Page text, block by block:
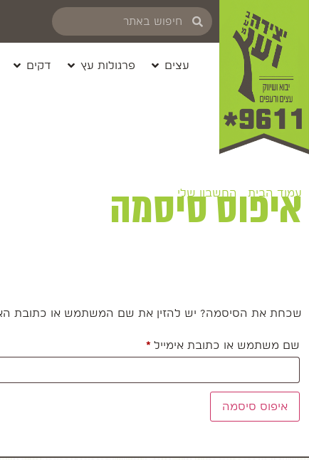
עצים פרגולות עץ דקים
עמוד הבית החשבון שלי
איפוס סיסמה
שכחת את הסיסמה? יש להזין את שם המשתמש או כתובת
שם משתמש או כתובת אימייל *
איפוס סיסמה